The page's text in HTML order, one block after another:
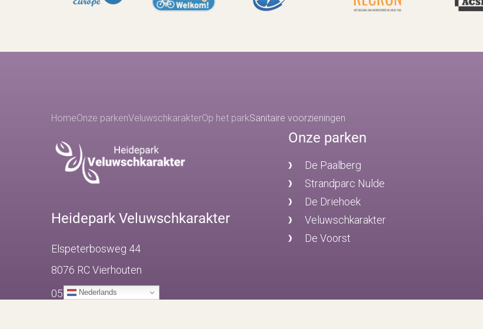
HomeOnze parkenVeluwschkarakterOp het parkSanitaire voorzieningen
Heidepark Veluwschkarakter
Elspeterbosweg 44
8076 RCVierhouten
0577- 222 055
Nederlands
Onze parken
De Paalberg
Strandparc Nulde
De Driehoek
Veluwschkarakter
De Voorst